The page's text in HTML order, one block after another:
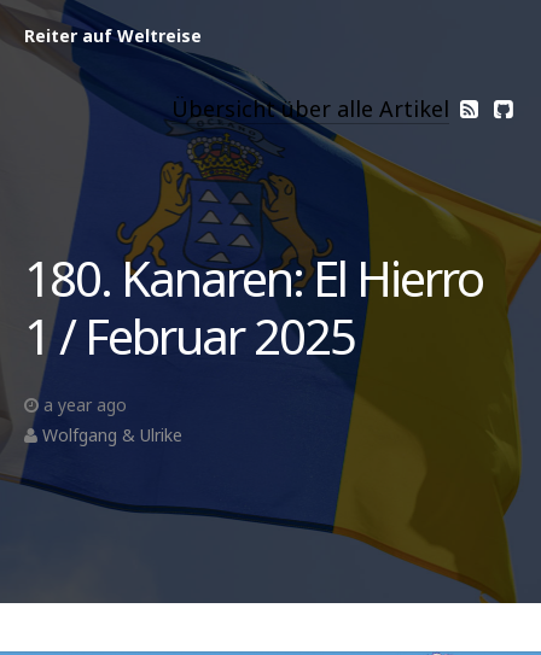
Reiter auf Weltreise
Übersicht über alle Artikel
180. Kanaren: El Hierro
1 / Februar 2025
a year ago
Wolfgang & Ulrike